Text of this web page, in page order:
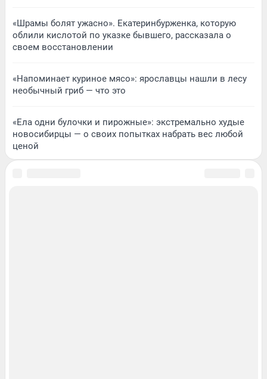
«Шрамы болят ужасно». Екатеринбурженка, которую
облили кислотой по указке бывшего, рассказала о
своем восстановлении
«Напоминает куриное мясо»: ярославцы нашли в лесу
необычный гриб — что это
«Ела одни булочки и пирожные»: экстремально худые
новосибирцы — о своих попытках набрать вес любой
ценой